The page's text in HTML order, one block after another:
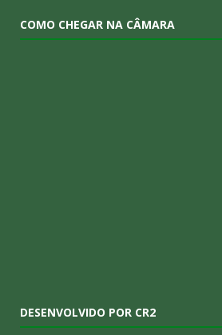
COMO CHEGAR NA CÂMARA
DESENVOLVIDO POR CR2